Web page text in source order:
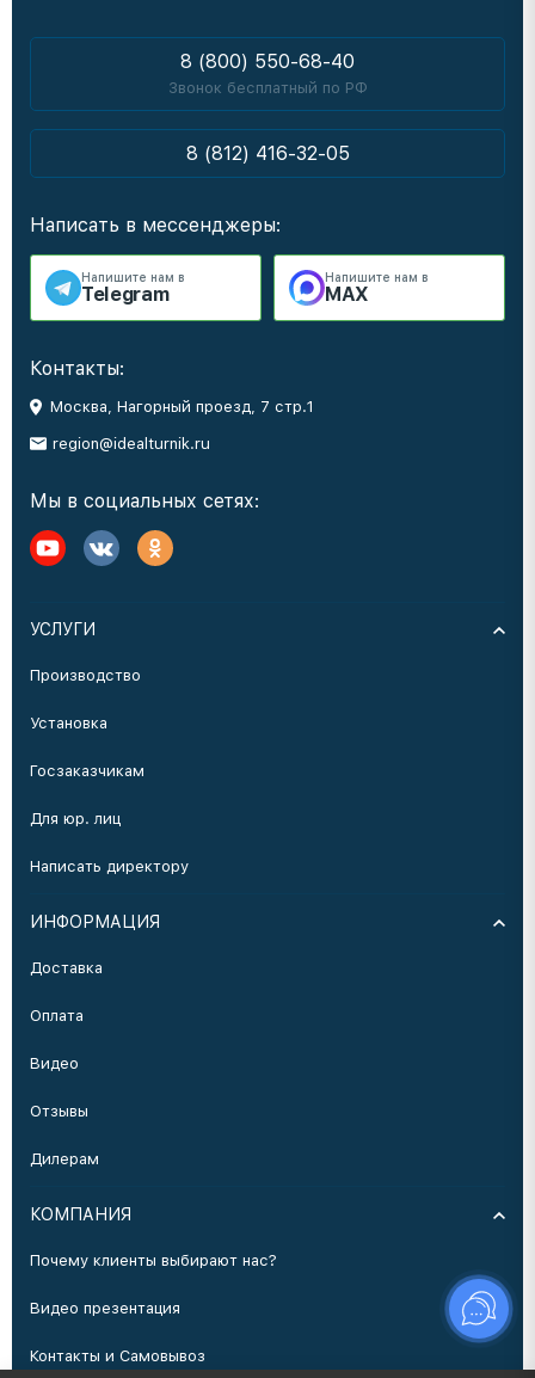
8 (800) 550-68-40
Звонок бесплатный по РФ
8 (812) 416-32-05
Написать в мессенджеры:
Напишите нам в
Telegram
Напишите нам в
MAX
Контакты:
Москва, Нагорный проезд, 7 стр.1
region@idealturnik.ru
Мы в социальных сетях:
УСЛУГИ
Производство
Установка
Госзаказчикам
Для юр. лиц
Написать директору
ИНФОРМАЦИЯ
Доставка
Оплата
Видео
Отзывы
Дилерам
КОМПАНИЯ
Почему клиенты выбирают нас?
Видео презентация
Контакты и Самовывоз